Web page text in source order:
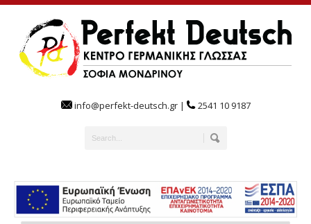
info@perfekt-deutsch.gr | 2541 10 9187